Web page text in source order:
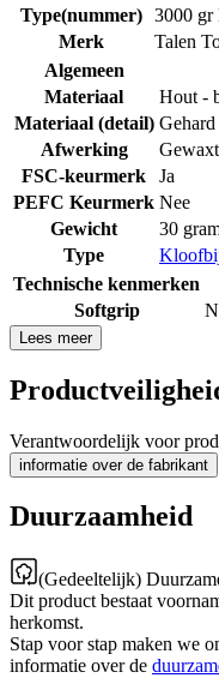
Type(nummer) 3000 gr
Merk
Talen
Algemeen
Materiaal
Hout -
Materiaal (detail) Gehard
Afwerking
Gewaxt
FSC-keurmerk
Ja
PEFC Keurmerk Nee
Gewicht
30
Type
Technische kenmerken
Softgrip
Lees meer
Verantwoordelijk voor
informatie over de fabrikant
Duurzaamheid
(Gedeeltelijk)
Dit product bestaat
herkomst.
Stap voor stap maken we
informatie over de